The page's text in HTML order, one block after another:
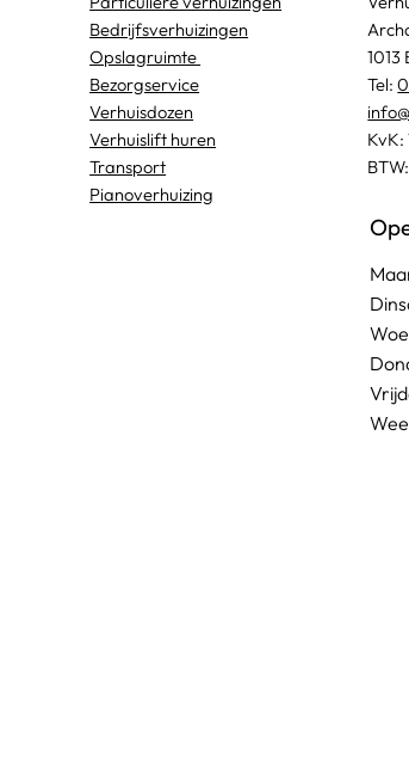
Bedrijfsverhuizingen
Opslagruimte
Bezorgservice
Verhuisdozen
Verhuislift huren
Transport
Pianoverhuizing
1013
Tel:
KvK: